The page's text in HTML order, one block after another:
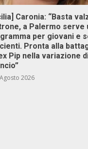
Caronia: “Basta
a Palermo serve
per giovani e
Pronta alla
Pip nella variazione
2026